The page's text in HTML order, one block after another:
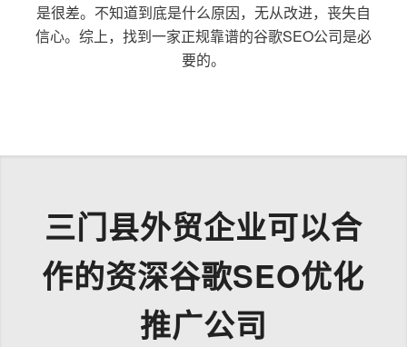
是很差。不知道到底是什么原因，无从改进，丧失自
信心。综上，找到一家正规靠谱的谷歌SEO公司是必
要的。
三门县外贸企业可以合
作的资深谷歌SEO优化
推广公司